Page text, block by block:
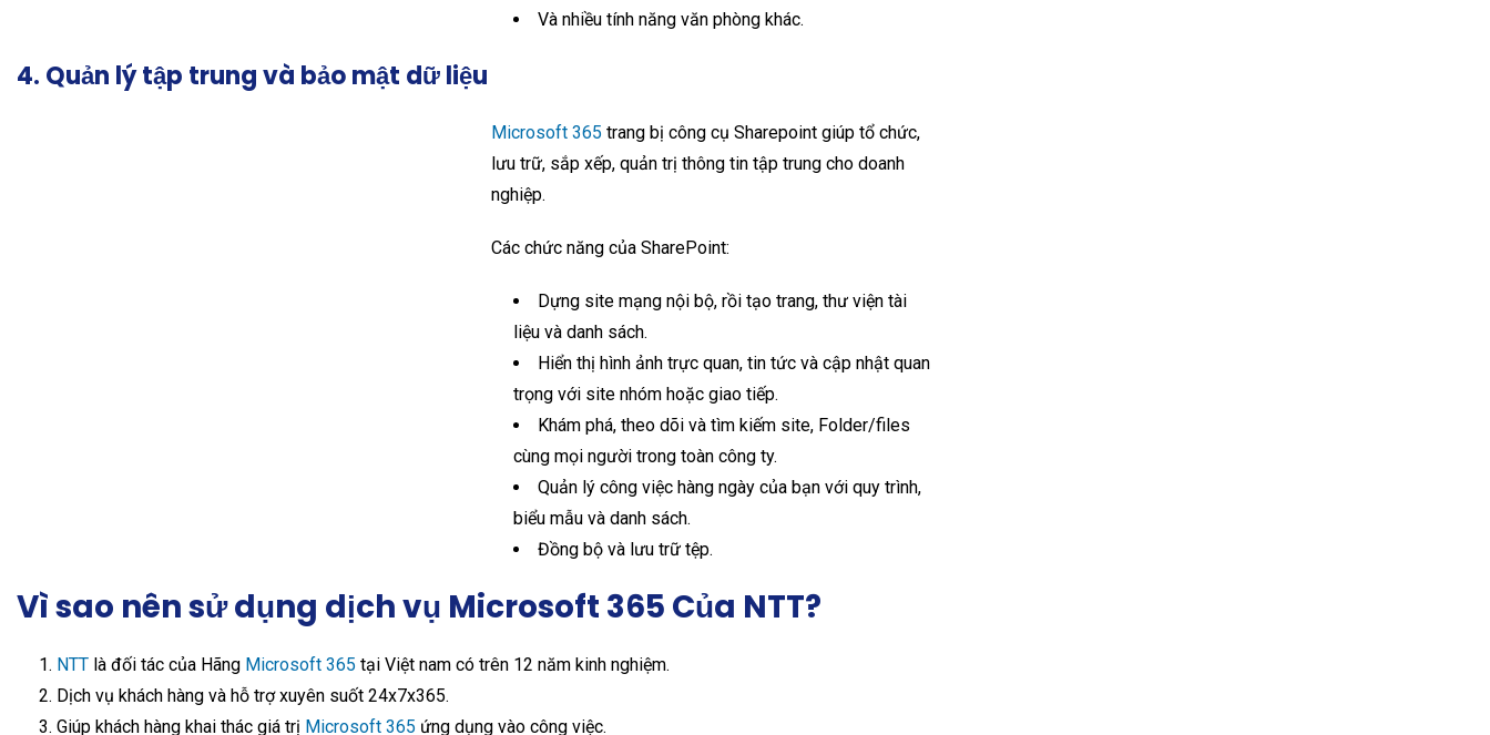
Và nhiều tính năng văn phòng khác.
4. Quản lý tập trung và bảo mật dữ liệu
Microsoft 365 trang bị công cụ Sharepoint giúp tổ chức,
lưu trữ, sắp xếp, quản trị thông tin tập trung cho doanh
nghiệp.
Các chức năng của SharePoint:
Dựng site mạng nội bộ, rồi tạo trang, thư viện tài
liệu và danh sách.
Hiển thị hình ảnh trực quan, tin tức và cập nhật quan
trọng với site nhóm hoặc giao tiếp.
Khám phá, theo dõi và tìm kiếm site, Folder/files
cùng mọi người trong toàn công ty.
Quản lý công việc hàng ngày của bạn với quy trình,
biểu mẫu và danh sách.
Đồng bộ và lưu trữ tệp.
Vì sao nên sử dụng dịch vụ Microsoft 365 Của NTT?
NTT là đối tác của Hãng Microsoft 365 tại Việt nam có trên 12 năm kinh nghiệm.
Dịch vụ khách hàng và hỗ trợ xuyên suốt 24x7x365.
Giúp khách hàng khai thác giá trị Microsoft 365 ứng dụng vào công việc.